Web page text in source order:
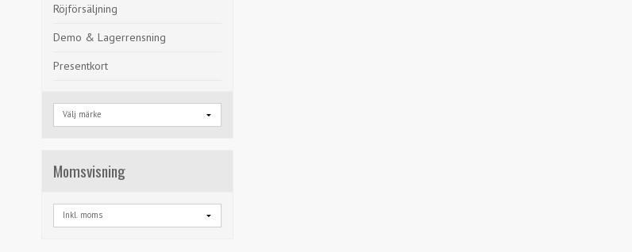
Röjförsäljning
Demo & Lagerrensning
Presentkort
Momsvisning